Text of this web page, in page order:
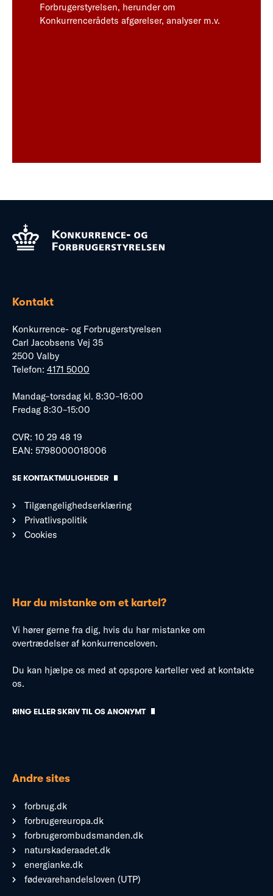
Forbrugerstyrelsen, herunder om
Konkurrencerådets afgørelser, analyser m.v.
Kontakt
Konkurrence- og Forbrugerstyrelsen
Carl Jacobsens Vej 35
2500 Valby
Telefon: 4171 5000
Mandag–torsdag kl. 8:30–16:00
Fredag 8:30–15:00
CVR: 10 29 48 19
EAN: 5798000018006
SE KONTAKTMULIGHEDER
Tilgængelighedserklæring
Privatlivspolitik
Cookies
Har du mistanke om et kartel?
Vi hører gerne fra dig, hvis du har mistanke om
overtrædelser af konkurrenceloven.
Du kan hjælpe os med at opspore karteller ved at kontakte
os.
RING ELLER SKRIV TIL OS ANONYMT
Andre sites
forbrug.dk
forbrugereuropa.dk
forbrugerombudsmanden.dk
naturskaderaadet.dk
energianke.dk
fødevarehandelsloven (UTP)